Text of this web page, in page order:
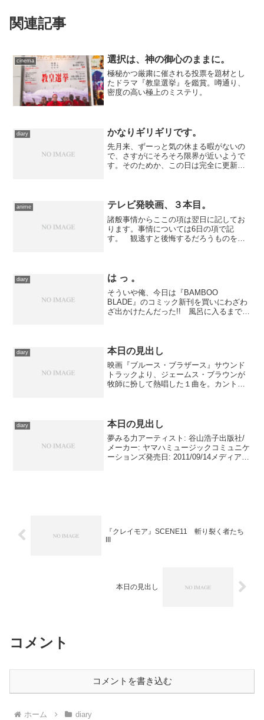
関連記事
cinema 選択は、神の御心のままに。
極秘かつ厳粛に催される投票を題材とし
たドラマ『教皇選挙』を鑑賞。噂通り、
密度の高い極上のミステリ。
diary かなりギリギリです。
先月来、ずーっと気の休まる暇がないの
で、さすがにそろそろ限界が近いようで
す。そのためか、この日は完全に更新を
anime テレビ発映画、３本目。
諸般事情からここの項は翌日に記してお
ります。事情については6日の項で記
す。 観逃すと後悔するだろうものを早
転車にて移動――出かけて...
diary は っ 。
そういや俺、今日は『BAMBOO
BLADE』のコミック新刊を買いにわざわ
ざ出かけたんだった!! 風呂に入るまです
っていたの...
diary 本日の見出し
映画『ブルース・ブラザース』サウンド
トラックより、ジェームス・ブラウンが
牧師に扮して熱唱した１曲を。カントリ
パクトが凄かった。
diary 本日の見出し
夢みる力アーティスト: 谷山浩子出版社/
メーカー: ヤマハミュージックコミュニケ
ーションズ発売日: 2011/09/14メディア:
『クレイモア』SCENE11 斬り裂く者たち
III
本日の見出し
コメント
コメントを書き込む
ホーム diary